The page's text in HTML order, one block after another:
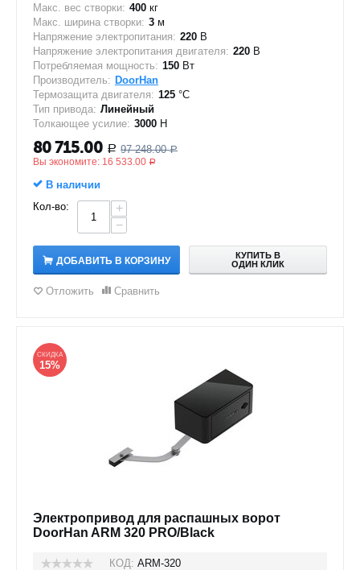
Макс. вес створки: 400 кг
Макс. ширина створки: 3 м
Напряжение электропитания: 220 В
Напряжение электропитания двигателя: 220 В
Потребляемая мощность: 150 Вт
Производитель: DoorHan
Термозащита двигателя: 125 °C
Тип привода: Линейный
Толкающее усилие: 3000 Н
80 715.00 Р 97 248.00 Р
Вы экономите: 16 533.00 Р
В наличии
Кол-во:
+
−
ДОБАВИТЬ В КОРЗИНУ
КУПИТЬ В
ОДИН КЛИК
Отложить Сравнить
СКИДКА
15%
Электропривод для распашных ворот
DoorHan ARM 320 PRO/Black
КОД: ARM-320